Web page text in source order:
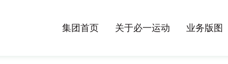
集团首页 关于必一运动 业务版图